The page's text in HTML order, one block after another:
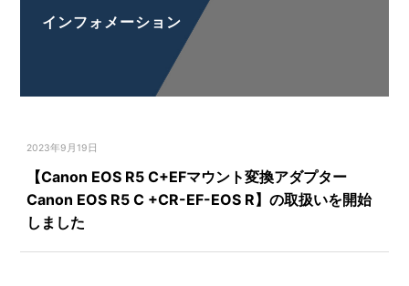
インフォメーション
2023年9月19日
【Canon EOS R5 C+EFマウント変換アダプター
Canon EOS R5 C +CR-EF-EOS R】の取扱いを開始
しました